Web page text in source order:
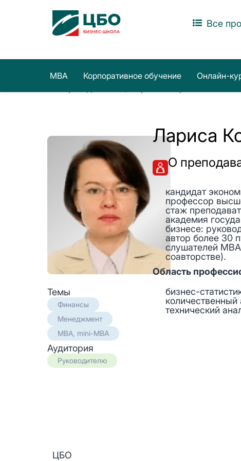
Все
MBA Корпоративное обучение Онлайн-
Темы
Финансы
Менеджмент
MBA, mini-MBA
Аудитория
Руководителю
Лариса
О
кандидат
профессор
стаж
академия
бизнесе:
автор более 30
слушателей
соавторстве).
Область
бизнес-
технический
ЦБО